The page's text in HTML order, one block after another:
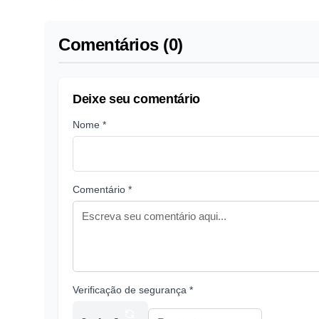
Comentários (0)
Deixe seu comentário
Nome *
Comentário *
Verificação de segurança *